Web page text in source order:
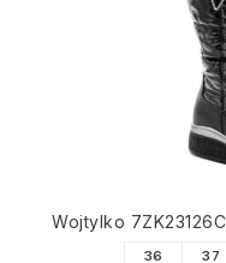
Wojtylko
36 37